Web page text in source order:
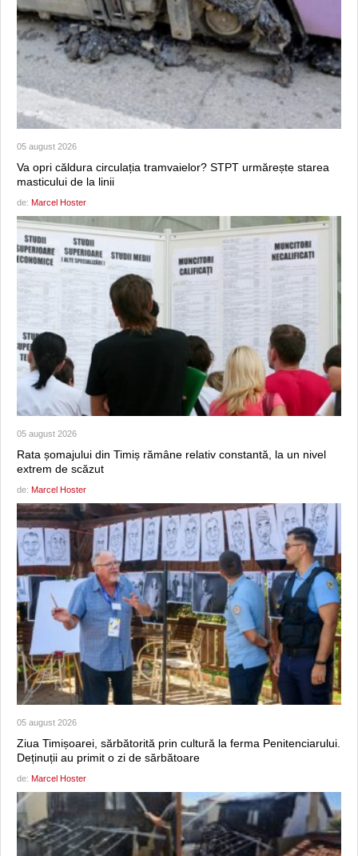
05 august 2026
Va opri căldura circulația tramvaielor? STPT urmărește starea
masticului de la linii
de: Marcel Hoster
05 august 2026
Rata șomajului din Timiș rămâne relativ constantă, la un nivel
extrem de scăzut
de: Marcel Hoster
05 august 2026
Ziua Timișoarei, sărbătorită prin cultură la ferma Penitenciarului.
Deținuții au primit o zi de sărbătoare
de: Marcel Hoster